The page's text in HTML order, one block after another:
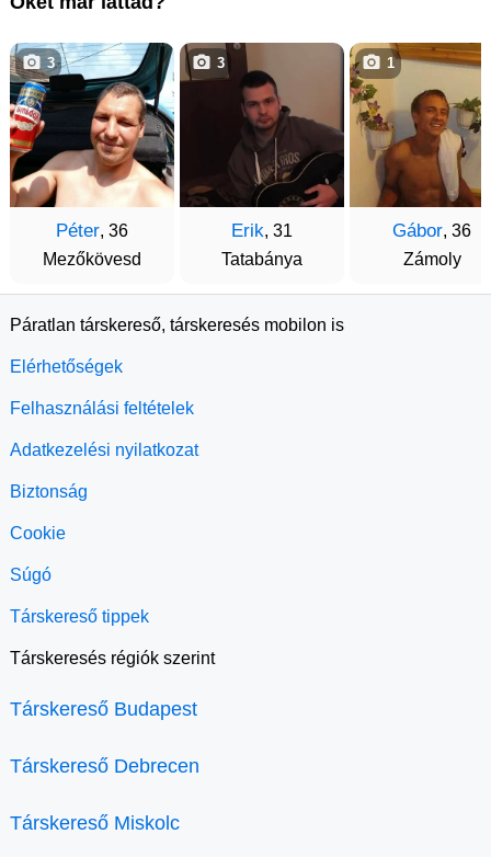
Péter, 36
Mezőkövesd
3
Erik, 31
Tatabánya
3
Gábor, 36
Zámoly
1
Páratlan társkereső, társkeresés mobilon is
Elérhetőségek
Felhasználási feltételek
Adatkezelési nyilatkozat
Biztonság
Cookie
Súgó
Társkereső tippek
Társkeresés régiók szerint
Társkereső Budapest
Társkereső Debrecen
Társkereső Miskolc